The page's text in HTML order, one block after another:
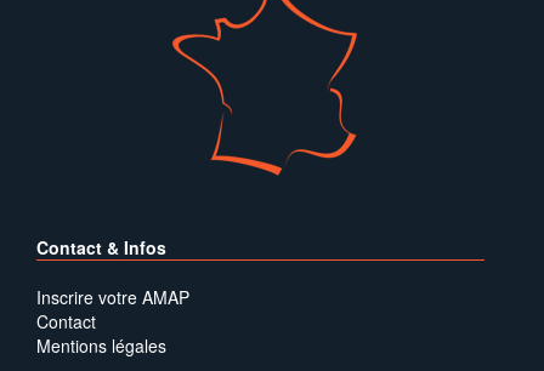
Contact & Infos
Inscrire votre AMAP
Contact
Mentions légales